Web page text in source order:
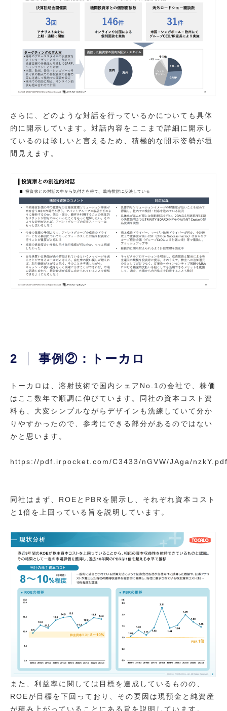
さらに、どのような対話を行っているかについても具体
的に開示しています。対話内容をここまで詳細に開示し
ているのは珍しいと言えるため、積極的な開示姿勢が垣
間見えます。
2 事例②：トーカロ
トーカロは、溶射技術で国内シェアNo.1の会社で、株価
はここ数年で順調に伸びています。同社の資本コスト資
料も、大変シンプルながらデザインも洗練していて分か
りやすかったので、参考にできる部分があるのではない
かと思います。
https://pdf.irpocket.com/C3433/nGVW/JAga/
同社はまず、ROEとPBRを開示し、それぞれ資本コスト
と1倍を上回っている旨を説明しています。
また、利益率に関しては目標を達成しているものの、
ROEが目標を下回っており、その要因は現預金と純資産
が積み上がっていることにある旨を説明しています。